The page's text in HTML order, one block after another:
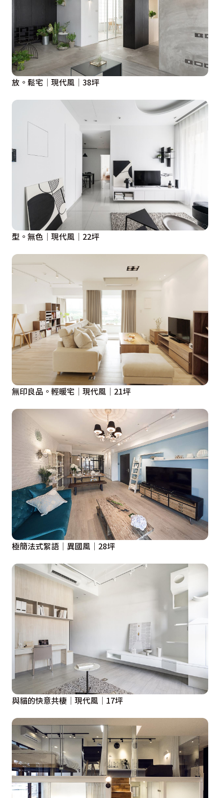
放。鬆宅│現代風│38坪
型。無色│現代風│22坪
無印良品。輕暖宅│現代風│21坪
極簡法式絮語│異國風│28坪
與貓的快意共棲│現代風│17坪